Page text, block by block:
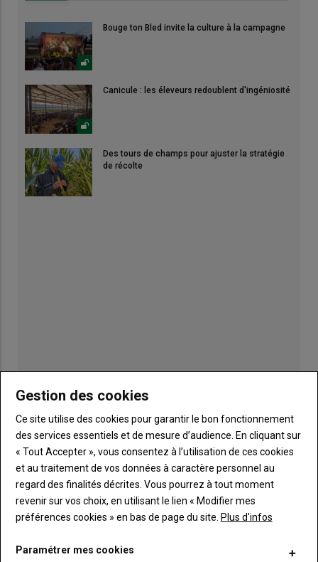
Bouge ton Bled invite la culture à la campagne
Canicule : les éleveurs redoublent d'ingéniosité
Des tours de champs pour ajuster la stratégie
de récolte
TITRE JE M'ABONNE
Body A partir de 85€
Gestion des cookies
Ce site utilise des cookies pour garantir le bon fonctionnement
des services essentiels et de mesure d’audience. En cliquant sur
« Tout Accepter », vous consentez à l’utilisation de ces cookies
et au traitement de vos données à caractère personnel au
regard des finalités décrites. Vous pourrez à tout moment
revenir sur vos choix, en utilisant le lien « Modifier mes
préférences cookies » en bas de page du site. Plus d'infos
Paramétrer mes cookies